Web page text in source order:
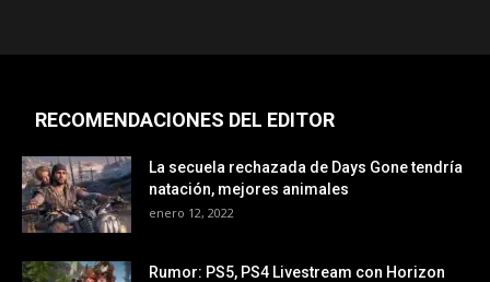
RECOMENDACIONES DEL EDITOR
La secuela rechazada de Days Gone tendría
natación, mejores animales
enero 12, 2022
Rumor: PS5, PS4 Livestream con Horizon